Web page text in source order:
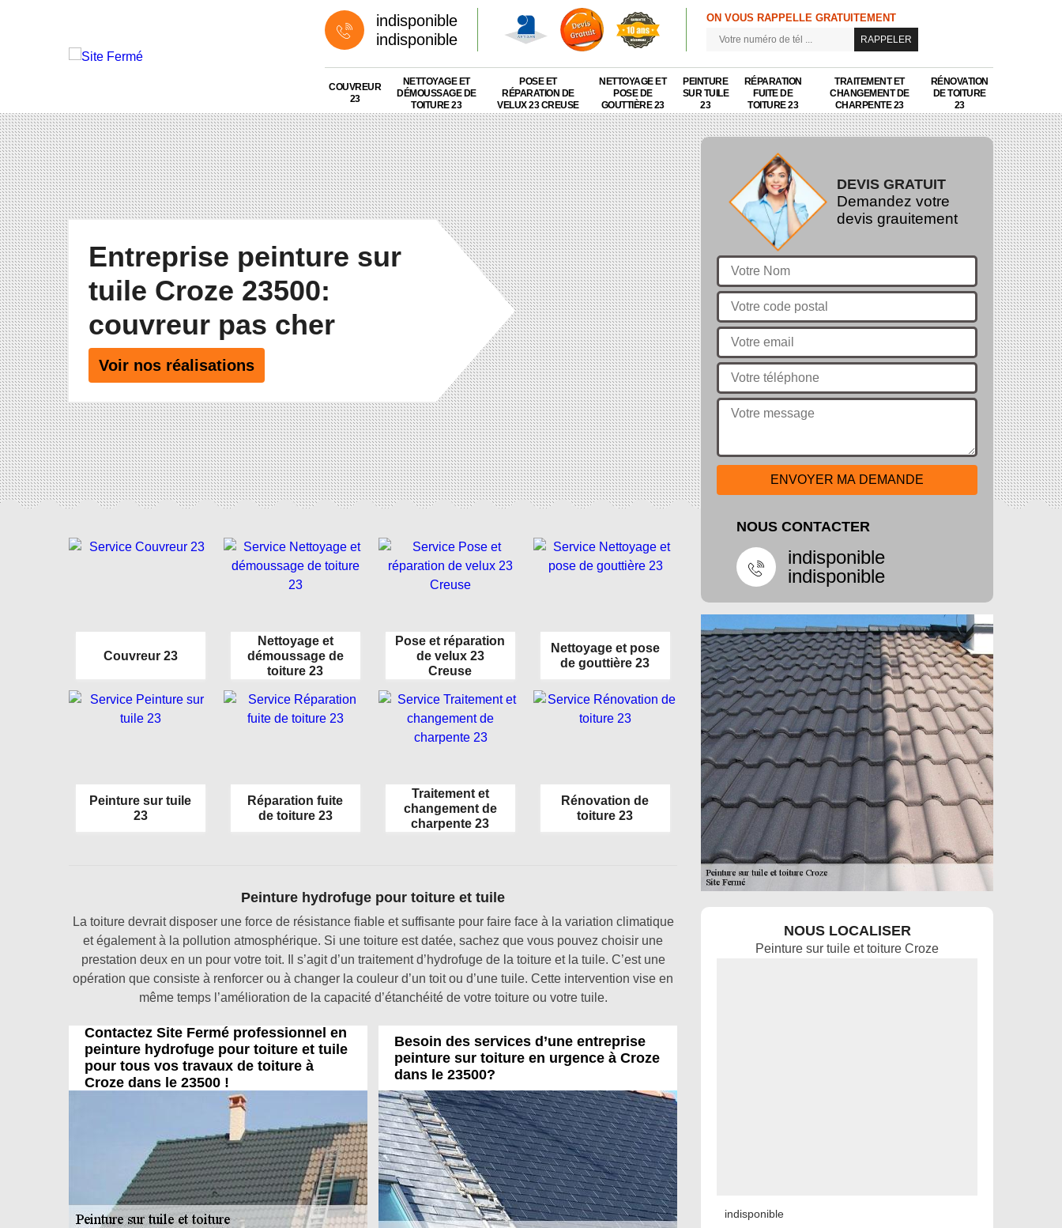
indisponible
indisponible
ON VOUS RAPPELLE GRATUITEMENT
COUVREUR
23
NETTOYAGE ET
DÉMOUSSAGE DE
TOITURE 23
POSE ET
RÉPARATION DE
VELUX 23 CREUSE
NETTOYAGE ET
POSE DE
GOUTTIÈRE 23
PEINTURE
SUR TUILE
23
RÉPARATION
FUITE DE
TOITURE 23
TRAITEMENT ET
CHANGEMENT DE
CHARPENTE 23
RÉNOVATION
DE TOITURE
23
Entreprise peinture sur
tuile Croze 23500:
couvreur pas cher
Voir nos réalisations
Couvreur 23
Nettoyage et
démoussage de
toiture 23
Pose et réparation
de velux 23
Creuse
Nettoyage et pose
de gouttière 23
Peinture sur tuile
23
Réparation fuite
de toiture 23
Traitement et
changement de
charpente 23
Rénovation de
toiture 23
Peinture hydrofuge pour toiture et tuile
La toiture devrait disposer une force de résistance fiable et suffisante pour faire face à la variation climatique
et également à la pollution atmosphérique. Si une toiture est datée, sachez que vous pouvez choisir une
prestation deux en un pour votre toit. Il s’agit d’un traitement d’hydrofuge de la toiture et la tuile. C’est une
opération que consiste à renforcer ou à changer la couleur d’un toit ou d’une tuile. Cette intervention vise en
même temps l’amélioration de la capacité d’étanchéité de votre toiture ou votre tuile.
Contactez Site Fermé professionnel en
peinture hydrofuge pour toiture et tuile
pour tous vos travaux de toiture à
Croze dans le 23500 !
Besoin des services d’une entreprise
peinture sur toiture en urgence à Croze
dans le 23500?
DEVIS GRATUIT
Demandez votre
devis grauitement
NOUS CONTACTER
indisponible
indisponible
NOUS LOCALISER
Peinture sur tuile et toiture Croze
indisponible